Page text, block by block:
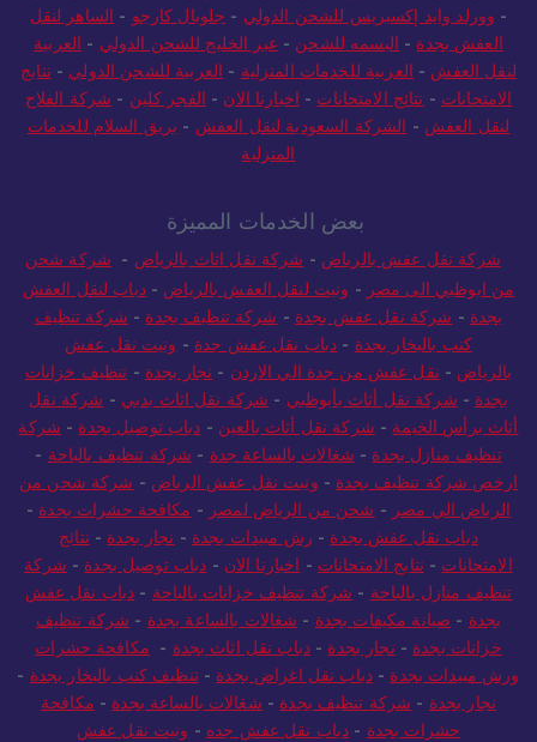
- وورلد وايد إكسبريس للشحن الدولي - جلوبال كارجو - الساهر لنقل
العفش بجدة - البسمه للشحن - عبر الخليج للشحن الدولي - العربية
لنقل العفش - العربية للخدمات المنزلية - العربية للشحن الدولي - نتايج
الامتحانات - نتائج الامتحانات - اخبارنا الان - الفجر كلين - شركة الفلاح
لنقل العفش - الشركة السعودية لنقل العفش - بريق السلام للخدمات
المنزلية
بعض الخدمات المميزة
شركة نقل عفش بالرياض - شركة نقل اثاث بالرياض - شركة شحن
من ابوظبي الى مصر - ونيت لنقل العفش بالرياض -دباب لنقل العفش
بجدة - شركة نقل عفش بجدة - شركة تنظيف بجدة - شركة تنظيف
كنب بالبخار بجدة - دباب نقل عفش جدة - ونيت نقل عفش
بالرياض - نقل عفش من جدة الي الاردن - نجار بجدة - تنظيف خزانات
بجدة - شركة نقل أثاث بأبوظبي - شركة نقل اثاث بدبي - شركة نقل
أثاث برأس الخيمة - شركة نقل أثاث بالعين - دباب توصيل بجدة - شركة
تنظيف منازل بجدة - شغالات بالساعة جدة - شركة تنظيف بالباحة -
ارخص شركة تنظيف بجدة - ونيت نقل عفش الرياض - شركة شحن من
الرياض الي مصر - شحن من الرياض لمصر - مكافحة حشرات بجدة -
دباب نقل عفش بجدة - رش مبيدات بجدة - نجار بجدة - نتائج
الامتحانات - نتايج الامتحانات - اخبارنا الان - دباب توصيل بجدة - شركة
تنظيف منازل بالباحة - شركة تنظيف خزانات بالباحة - دباب نقل عفش
بجدة - صيانة مكيفات بجدة - شغالات بالساعة بجدة - شركة تنظيف
خزانات بجدة - نجار بجدة - دباب نقل اثاث بجدة - مكافحة حشرات
ورش مبيدات بجدة -دباب نقل اغراض بجدة -تنظيف كنب بالبخار بجدة -
نجار بجدة - شركة تنظيف بجدة - شغالات بالساعة بجدة - مكافحة
حشرات بجدة - دباب نقل عفش جده - ونيت نقل عفش